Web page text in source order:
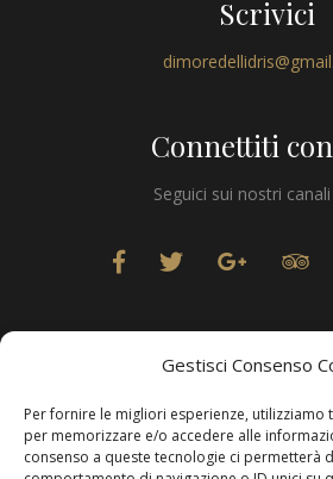
Gestisci Consenso
Per fornire le migliori esperienze, utilizziamo
per memorizzare e/o accedere alle
consenso a queste tecnologie ci permetterà
Scrivici
Connettiti
Seguici sui nostri
Privacy